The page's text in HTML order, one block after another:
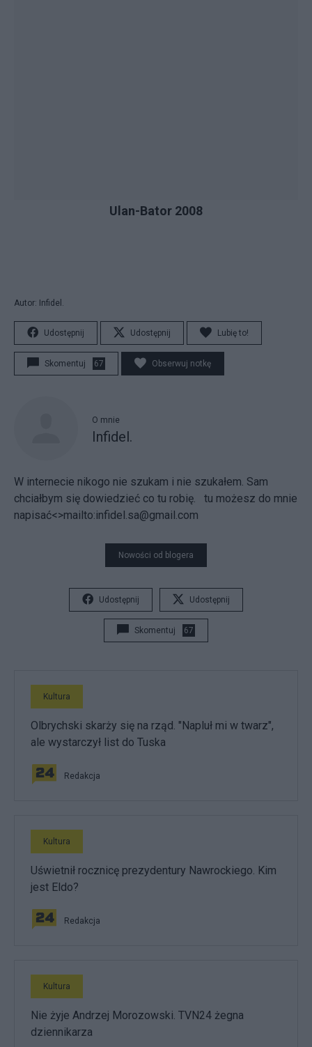
Ulan-Bator 2008
Autor: Infidel.
Udostępnij Udostępnij Lubię to!
Skomentuj 67 Obserwuj notkę
O mnie
Infidel.
W internecie nikogo nie szukam i nie szukałem. Sam
chciałbym się dowiedzieć co tu robię.
tu możesz do mnie
napisać<>mailto:infidel.sa@gmail.com
Nowości od blogera
Udostępnij Udostępnij
Skomentuj 67
Kultura
Olbrychski skarży się na rząd. "Napluł mi w twarz",
ale wystarczył list do Tuska
Redakcja
Kultura
Uświetnił rocznicę prezydentury Nawrockiego. Kim
jest Eldo?
Redakcja
Kultura
Nie żyje Andrzej Morozowski. TVN24 żegna
dziennikarza